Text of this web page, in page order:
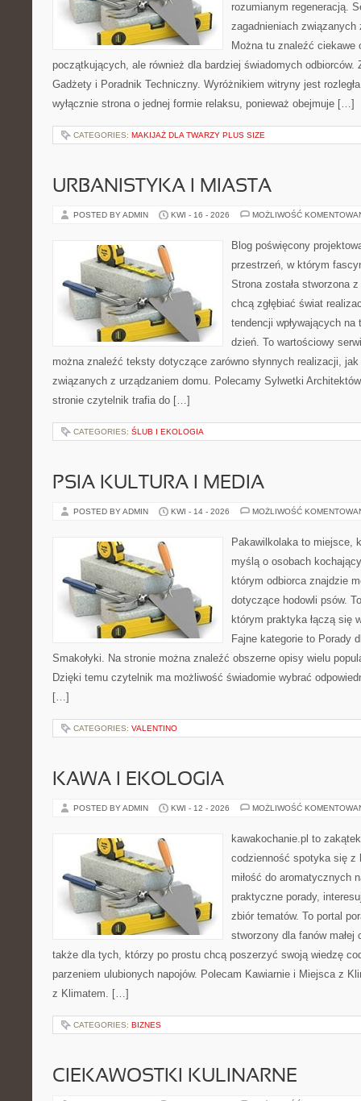
rozumianym regeneracją.
zagadnieniach
Można tu znaleźć ciekawe
początkujących, ale również dla bardziej świadomych odbiorców.
Gadżety i Poradnik Techniczny. Wyróżnikiem witryny jest
wyłącznie strona o jednej formie relaksu, ponieważ obejmuje […]
CATEGORIES: MAKIJAŻ DLA TWARZY PLUS SIZE
URBANISTYKA I MIASTA
POSTED BY ADMIN KWI - 16 - 2026 MOŻLIWOŚĆ
Blog poświęcony
przestrzeń, w którym
Strona została stworzona
chcą zgłębiać świat
tendencji wpływających
dzień. To wartościowy
można znaleźć teksty dotyczące zarówno słynnych realizacji,
związanych z urządzaniem domu. Polecamy Sylwetki
stronie czytelnik trafia do […]
CATEGORIES: ŚLUB I EKOLOGIA
PSIA KULTURA I MEDIA
POSTED BY ADMIN KWI - 14 - 2026 MOŻLIWOŚĆ
Pakawilkolaka to miejsce,
myślą o osobach
którym odbiorca znajdzie
dotyczące hodowli psów.
którym praktyka łączą się
Fajne kategorie to Porady
Smakołyki. Na stronie można znaleźć obszerne opisy wielu
Dzięki temu czytelnik ma możliwość świadomie wybrać
[…]
CATEGORIES: VALENTINO
KAWA I EKOLOGIA
POSTED BY ADMIN KWI - 12 - 2026 MOŻLIWOŚĆ
kawakochanie.pl to
codzienność spotyka się z
miłość do aromatycznych
praktyczne porady,
zbiór tematów. To portal
stworzony dla fanów
także dla tych, którzy po prostu chcą poszerzyć swoją wiedzę
parzeniem ulubionych napojów. Polecam Kawiarnie i Miejsca z
z Klimatem. […]
CATEGORIES: BIZNES
CIEKAWOSTKI KULINARNE